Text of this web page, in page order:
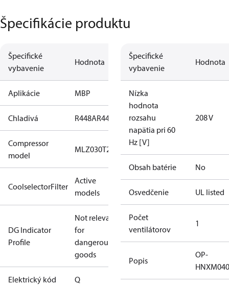
Špecifikácie produktu
Špecifické
vybavenie
Hodnota
Aplikácie MBP
Chladivá R448AR449A R134aR404A
Compressor
model
MLZ030T2A
CoolselectorFilter
Active
models
DG Indicator
Profile
Not relevant
for
dangerous
goods
Elektrický kód Q
Špecifické
vybavenie
Hodnota
Nízka
hodnota
rozsahu
napätia pri 60
Hz [V]
208 V
Obsah batérie No
Osvedčenie UL listed
Počet
ventilátorov
1
Popis
OP-